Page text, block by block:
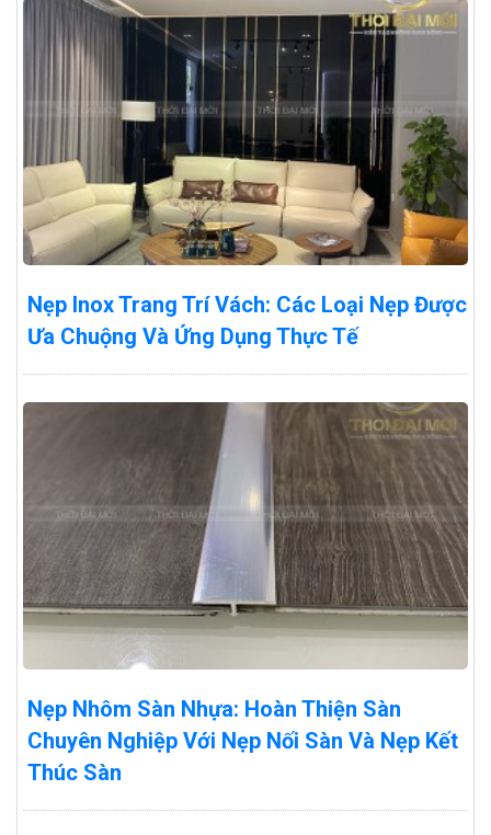
Nẹp Inox Trang Trí Vách: Các Loại Nẹp Được
Ưa Chuộng Và Ứng Dụng Thực Tế
Nẹp Nhôm Sàn Nhựa: Hoàn Thiện Sàn
Chuyên Nghiệp Với Nẹp Nối Sàn Và Nẹp Kết
Thúc Sàn